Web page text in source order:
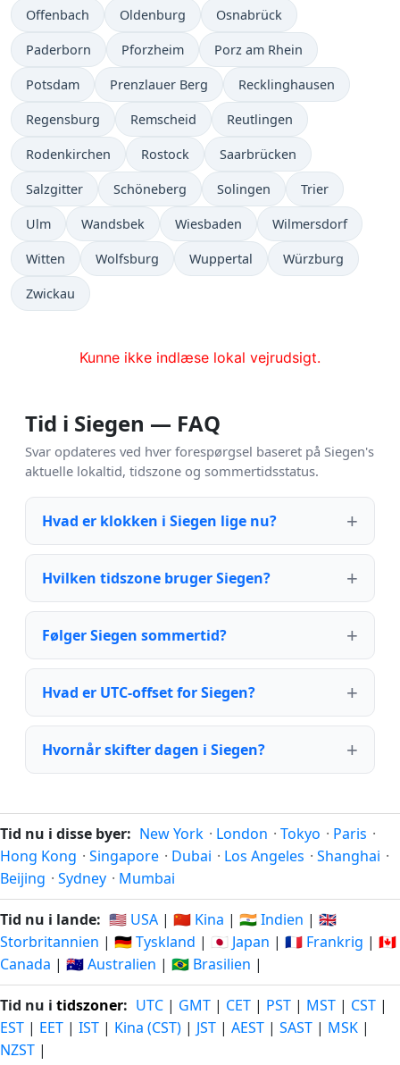
Offenbach Oldenburg Osnabrück
Paderborn Pforzheim Porz am Rhein
Potsdam Prenzlauer Berg Recklinghausen
Regensburg Remscheid Reutlingen
Rodenkirchen Rostock Saarbrücken
Salzgitter Schöneberg Solingen Trier
Ulm Wandsbek Wiesbaden Wilmersdorf
Witten Wolfsburg Wuppertal Würzburg
Zwickau
Kunne ikke indlæse lokal vejrudsigt.
Tid i Siegen — FAQ
Svar opdateres ved hver forespørgsel baseret på Siegen's
aktuelle lokaltid, tidszone og sommertidsstatus.
Hvad er klokken i Siegen lige nu?
Hvilken tidszone bruger Siegen?
Følger Siegen sommertid?
Hvad er UTC-offset for Siegen?
Hvornår skifter dagen i Siegen?
Tid nu i disse byer: New York · London · Tokyo · Paris ·
Hong Kong · Singapore · Dubai · Los Angeles · Shanghai ·
Beijing · Sydney · Mumbai
Tid nu i lande: 🇺🇸 USA | 🇨🇳 Kina | 🇮🇳 Indien | 🇬🇧
Storbritannien | 🇩🇪 Tyskland | 🇯🇵 Japan | 🇫🇷 Frankrig | 🇨🇦
Canada | 🇦🇺 Australien | 🇧🇷 Brasilien |
Tid nu i tidszoner: UTC | GMT | CET | PST | MST | CST |
EST | EET | IST | Kina (CST) | JST | AEST | SAST | MSK |
NZST |